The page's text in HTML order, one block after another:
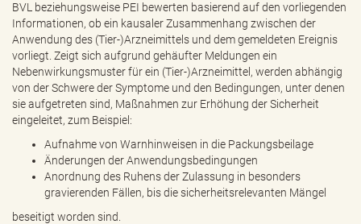
BVL beziehungsweise PEI bewerten basierend auf den vorliegenden
Informationen, ob ein kausaler Zusammenhang zwischen der
Anwendung des (Tier-)Arzneimittels und dem gemeldeten Ereignis
vorliegt. Zeigt sich aufgrund gehäufter Meldungen ein
Nebenwirkungsmuster für ein (Tier-)Arzneimittel, werden abhängig
von der Schwere der Symptome und den Bedingungen, unter denen
sie aufgetreten sind, Maßnahmen zur Erhöhung der Sicherheit
eingeleitet, zum Beispiel:
Aufnahme von Warnhinweisen in die Packungsbeilage
Änderungen der Anwendungsbedingungen
Anordnung des Ruhens der Zulassung in besonders
gravierenden Fällen, bis die sicherheitsrelevanten Mängel
beseitigt worden sind.